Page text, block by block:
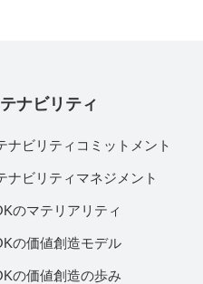
ナビリティ
ナビリティコミットメント
ナビリティマネジメント
のマテリアリティ
の価値創造モデル
の価値創造の歩み